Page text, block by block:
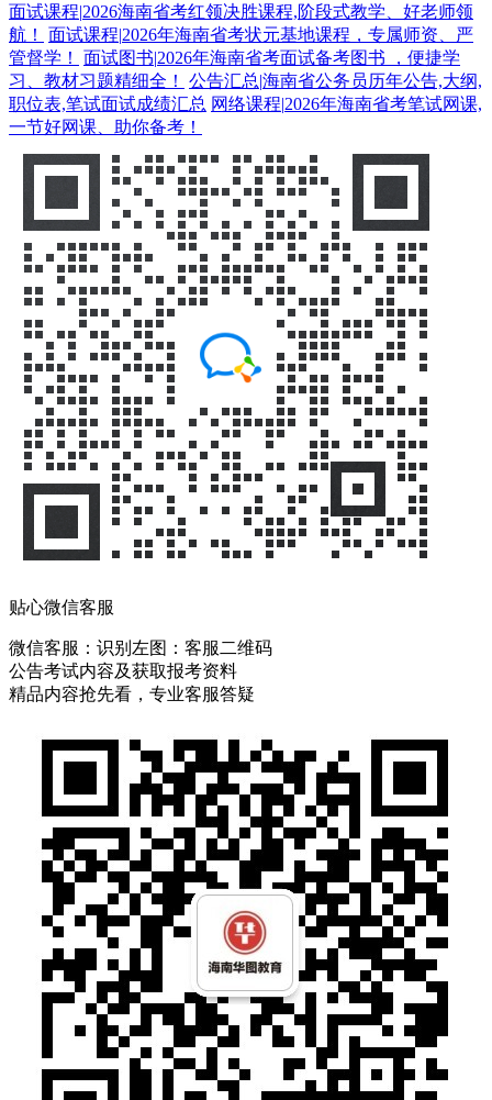
面试课程|2026海南省考红领决胜课程,阶段式教学、好老师领
航！
面试课程|2026年海南省考状元基地课程，专属师资、严
管督学！
面试图书|2026年海南省考面试备考图书 ，便捷学
习、教材习题精细全！
公告汇总|海南省公务员历年公告,大纲,
职位表,笔试面试成绩汇总 网络课程|2026年海南省考笔试网课,
一节好网课、助你备考！
贴心微信客服
微信客服： 识别左图：客服二维码
公告考试内容及获取报考资料
精品内容抢先看，专业客服答疑